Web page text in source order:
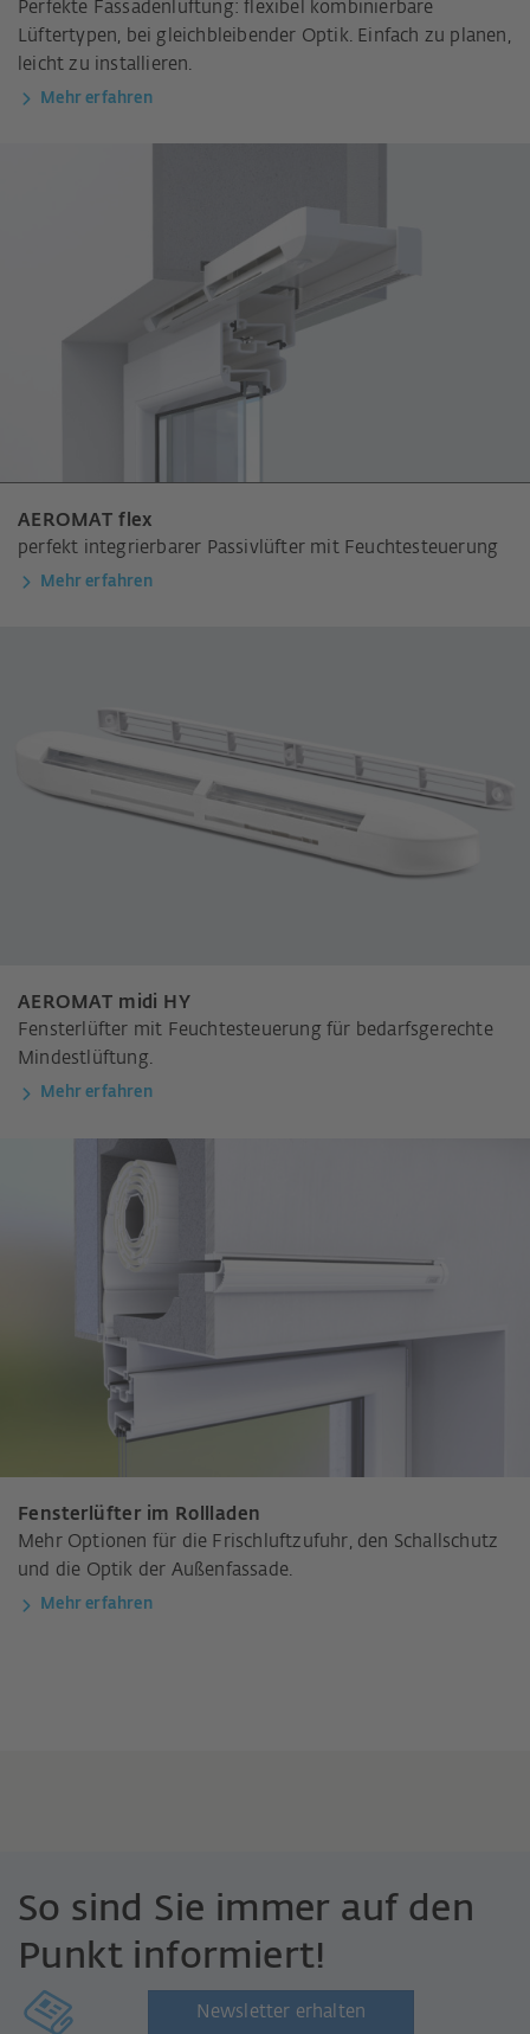
Perfekte Fassadenlüftung: flexibel kombinierbare
Lüftertypen, bei gleichbleibender Optik. Einfach zu planen,
leicht zu installieren.
Mehr erfahren
AEROMAT flex
perfekt integrierbarer Passivlüfter mit Feuchtesteuerung
Mehr erfahren
AEROMAT midi HY
Fensterlüfter mit Feuchtesteuerung für bedarfsgerechte
Mindestlüftung.
Mehr erfahren
Fensterlüfter im Rollladen
Mehr Optionen für die Frischluftzufuhr, den Schallschutz
und die Optik der Außenfassade.
Mehr erfahren
So sind Sie immer auf den
Punkt informiert!
Newsletter erhalten